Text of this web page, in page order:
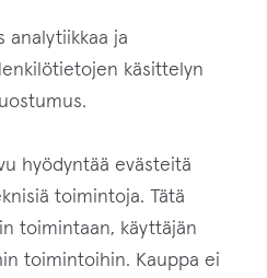
analytiikkaa ja
käsittelyn
hyödyntää evästeitä
toimintoja. Tätä
toimintaan, käyttäjän
toimintoihin. Kauppa ei